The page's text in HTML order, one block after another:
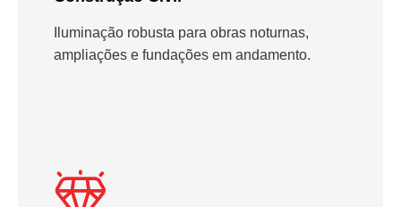
Iluminação robusta para obras noturnas,
ampliações e fundações em andamento.